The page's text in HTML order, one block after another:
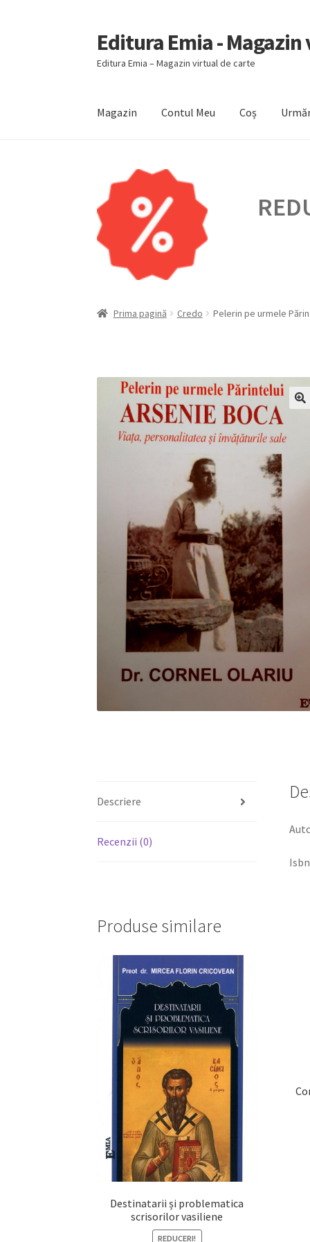
Sari
la
navigare
Sari
la
conținut
Editura Emia -
Editura Emia – Magazin virtual de carte
Magazin Contul Meu Coș
Prima pagină Credo Pelerin pe urmele
Descriere
Recenzii (0)
Produse similare
Destinatarii și problematica
scrisorilor vasiliene
REDUCERI!